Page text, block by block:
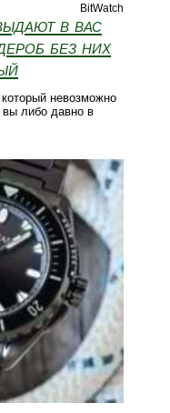
BitWatch
в вас
без них
невозможно
либо давно в